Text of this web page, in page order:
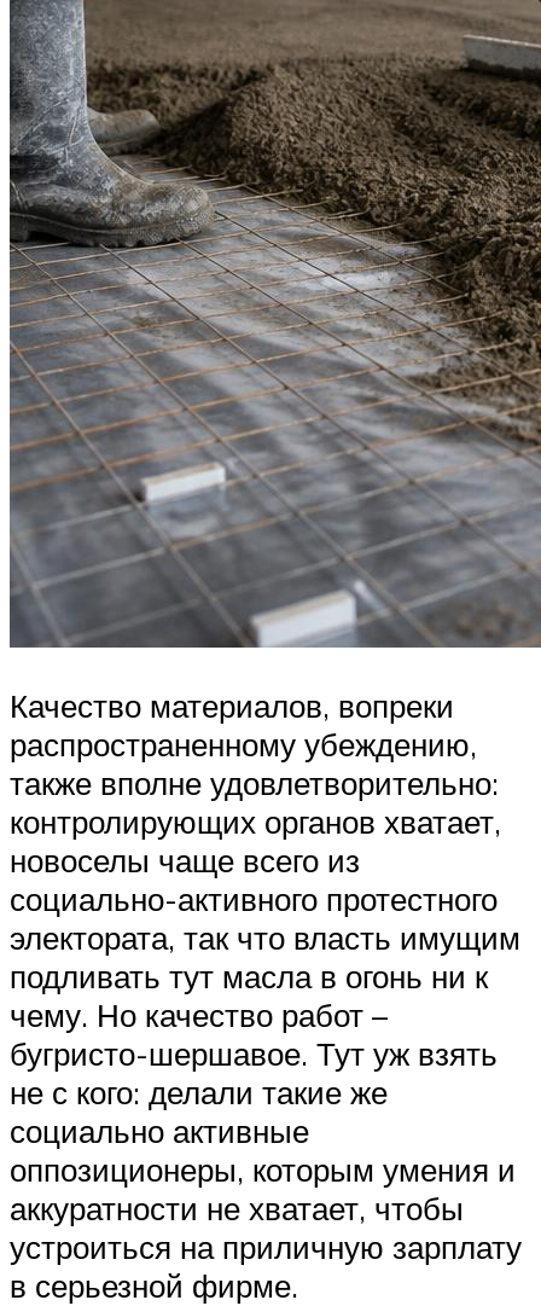
Качество материалов, вопреки
распространенному убеждению,
также вполне удовлетворительно:
контролирующих органов хватает,
новоселы чаще всего из
социально-активного протестного
электората, так что власть имущим
подливать тут масла в огонь ни к
чему. Но качество работ –
бугристо-шершавое. Тут уж взять
не с кого: делали такие же
социально активные
оппозиционеры, которым умения и
аккуратности не хватает, чтобы
устроиться на приличную зарплату
в серьезной фирме.